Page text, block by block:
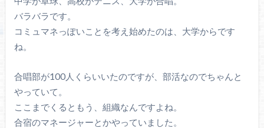
バラバラです。
コミュマネっぽいことを考え始めたのは、大学からです
ね。
合唱部が100人くらいいたのですが、部活なのでちゃんと
やっていて。
ここまでくるともう、組織なんですよね。
合宿のマネージャーとかやっていました。